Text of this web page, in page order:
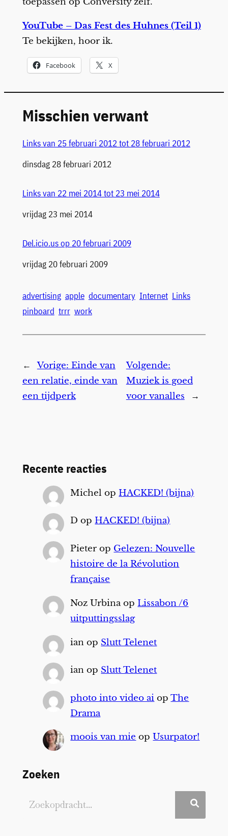
YouTube – Das Fest des Huhnes (Teil 1)
Te bekijken, hoor ik.
Facebook X
Misschien verwant
Links van 25 februari 2012 tot 28 februari 2012
Datum
dinsdag 28 februari 2012
Links van 22 mei 2014 tot 23 mei 2014
Datum
vrijdag 23 mei 2014
Del.icio.us op 20 februari 2009
Datum
vrijdag 20 februari 2009
advertising apple documentary Internet Links
pinboard trrr work
← Vorige: Einde van
een relatie, einde van
een tijdperk
Volgende:
Muziek is goed
voor vanalles
→
Recente reacties
Michel opHACKED! (bijna)
D opHACKED! (bijna)
Pieter op Gelezen: Nouvelle
histoire de la Révolution
française
Noz UrbinaopLissabon /6
uitputtingsslag
ian op Slutt Telenet
ian op Slutt Telenet
photo into video ai opThe
Drama
moois van mie opUsurpator!
Zoeken